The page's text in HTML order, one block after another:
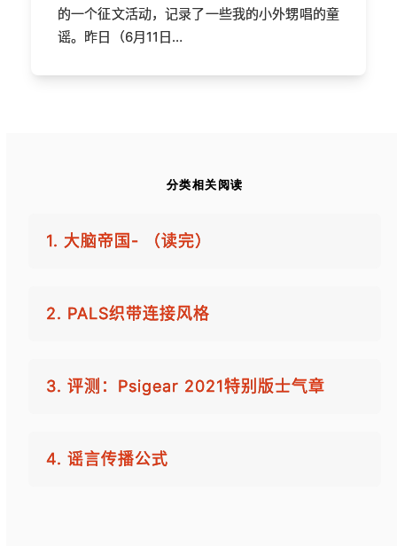
的一个征文活动，记录了一些我的小外甥唱的童
谣。昨日（6月11日…
分类相关阅读
1. 大脑帝国- （读完）
2. PALS织带连接风格
3. 评测：Psigear 2021特别版士气章
4. 谣言传播公式